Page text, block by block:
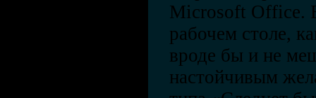
Microsoft Office.
рабочем столе,
вроде бы и не
настойчивым